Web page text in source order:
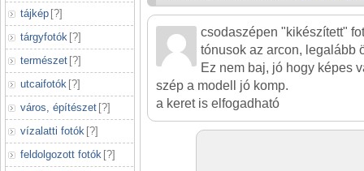
tájkép [?]
tárgyfotók [?]
természet [?]
utcaifotók [?]
város, építészet [?]
vízalatti fotók [?]
feldolgozott fotók [?]
csodaszépen "kikészített"
tónusok az arcon, legalább
Ez nem baj, jó hogy képes
szép a modell jó komp.
a keret is elfogadható